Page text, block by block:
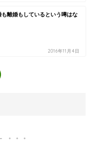
離婚もしているという噂はな
2016年11月4日